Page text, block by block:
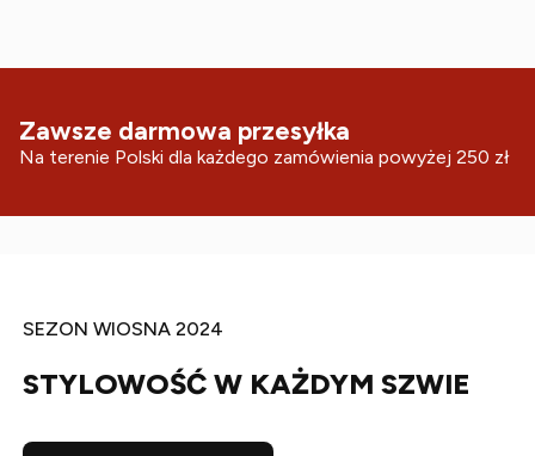
Zawsze darmowa przesyłka
Na terenie Polski dla każdego zamówienia powyżej 250 zł
SEZON WIOSNA 2024
STYLOWOŚĆ W KAŻDYM SZWIE